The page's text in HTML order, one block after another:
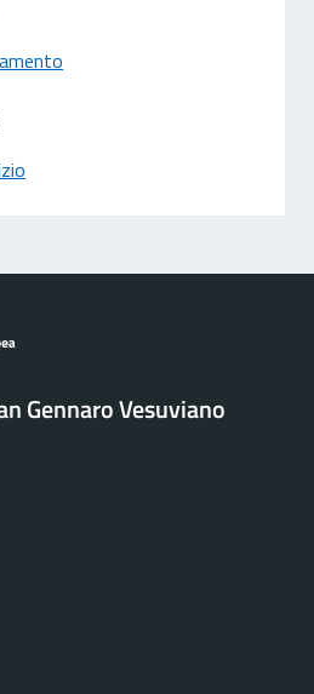
Gennaro Vesuviano